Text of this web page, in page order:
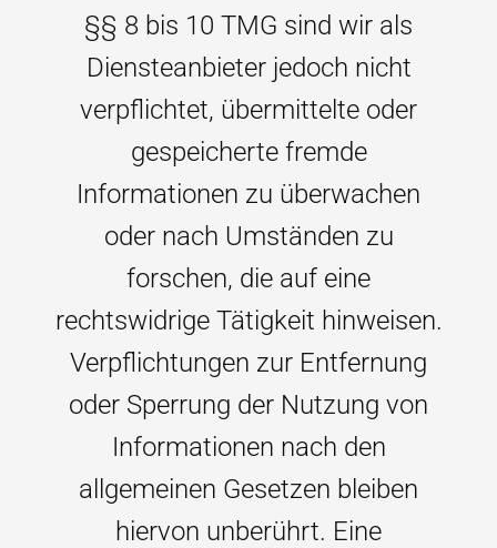
§§ 8 bis 10 TMG sind wir als
Diensteanbieter jedoch nicht
verpflichtet, übermittelte oder
gespeicherte fremde
Informationen zu überwachen
oder nach Umständen zu
forschen, die auf eine
rechtswidrige Tätigkeit hinweisen.
Verpflichtungen zur Entfernung
oder Sperrung der Nutzung von
Informationen nach den
allgemeinen Gesetzen bleiben
hiervon unberührt. Eine